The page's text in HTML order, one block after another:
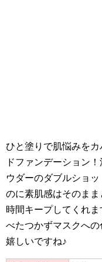
ひと塗りで肌悩みを
ドファンデーション
ウダーのダブルショ
のに素肌感はそのま
時間キープしてくれま
べたつかずマスクへ
嬉しいですね♪